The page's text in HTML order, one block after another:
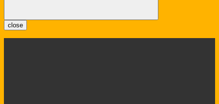
close